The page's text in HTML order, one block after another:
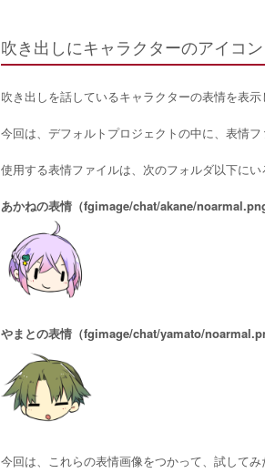
吹き出しにキャラクターのアイコ
吹き出しを話しているキャラクターの表情を表示
今回は、デフォルトプロジェクトの中に、表情
使用する表情ファイルは、次のフォルダ以下に
あかねの表情（fgimage/chat/akane/noarmal.png
やまとの表情（fgimage/chat/yamato/
今回は、これらの表情画像をつかって、試してみ